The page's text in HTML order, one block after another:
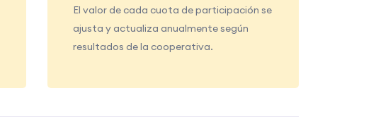
El valor de cada cuota de participación se
ajusta y actualiza anualmente según
resultados de la cooperativa.